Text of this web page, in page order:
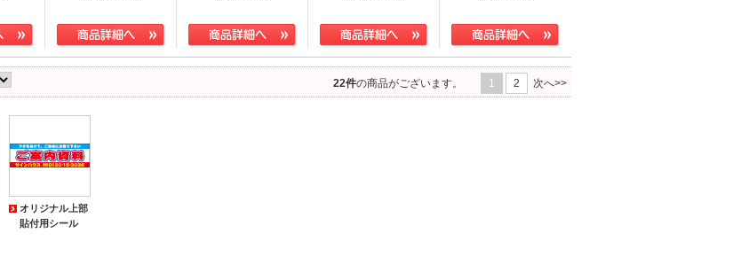
1 2 次へ>>
22件の商品がございます。
オリジナル上部
貼付用シール